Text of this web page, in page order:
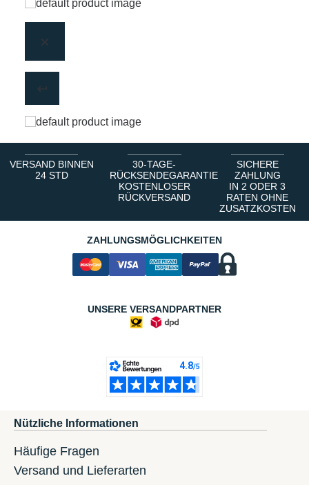
VERSAND BINNEN
24 STD
30-TAGE-
RÜCKSENDEGARANTIE
KOSTENLOSER
RÜCKVERSAND
SICHERE
ZAHLUNG
IN 2 ODER 3
RATEN OHNE
ZUSATZKOSTEN
ZAHLUNGSMÖGLICHKEITEN
UNSERE VERSANDPARTNER
Nützliche Informationen
Häufige Fragen
Versand und Lieferarten